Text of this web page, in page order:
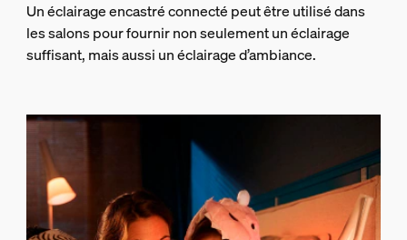
Un éclairage encastré connecté peut être utilisé dans
les salons pour fournir non seulement un éclairage
suffisant, mais aussi un éclairage d’ambiance.